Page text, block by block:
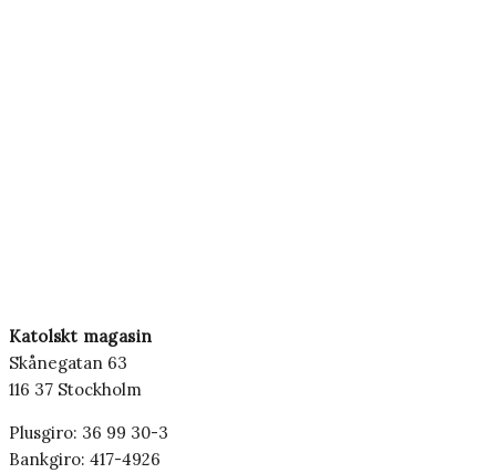
Katolskt magasin
Skånegatan 63
116 37 Stockholm
Plusgiro: 36 99 30-3
Bankgiro: 417-4926